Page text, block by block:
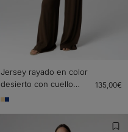
Jersey rayado en color
desierto con cuello
redondo y mangas
135,00€